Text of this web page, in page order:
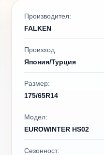
Производител:
FALKEN
Произход:
Япония/Турция
Размер:
175/65R14
Модел:
EUROWINTER HS02
Сезонност: